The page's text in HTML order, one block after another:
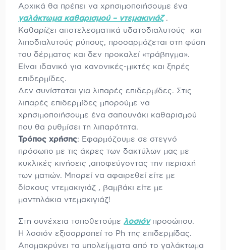
Αρχικά θα πρέπει να χρησιμοποιήσουμε ένα
γαλάκτωμα καθαρισμού – ντεμακιγιάζ.
Καθαρίζει αποτελεσματικά υδατοδιαλυτούς και
λιποδιαλυτούς ρύπους, προσαρμόζεται στη φύση
του δέρματος και δεν προκαλεί «τράβηγμα».
Είναι ιδανικό για κανονικές-μικτές και ξηρές
επιδερμίδες.
Δεν συνίσταται για λιπαρές επιδερμίδες. Στις
λιπαρές επιδερμίδες μπορούμε να
χρησιμοποιήσουμε ένα σαπουνάκι καθαρισμού
που θα ρυθμίσει τη λιπαρότητα.
Τρόπος χρήσης: Εφαρμόζουμε σε στεγνό
πρόσωπο με τις άκρες των δακτύλων μας με
κυκλικές κινήσεις ,αποφεύγοντας την περιοχή
των ματιών. Μπορεί να αφαιρεθεί είτε με
δίσκους ντεμακιγιάζ , βαμβάκι είτε με
μαντηλάκια ντεμακιγιάζ!
Στη συνέχεια τοποθετούμελοσιόνπροσώπου.
Η λοσιόν εξισορροπεί το Ph της επιδερμίδας.
Απομακρύνει τα υπολείμματα από το γαλάκτωμα